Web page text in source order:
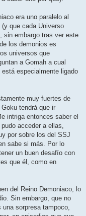
era uno paralelo al
que cada Universo
sin embargo tras ver este
los demonios es
universos que
a Gomah a cual
especialmente ligado
muy fuertes de
tendrá que ir
intriga entonces saber el
acceder a ellas,
por sobre los del SSJ
sabe si más. Por lo
un buen desafío con
que él, como en
del Reino Demoniaco, lo
Sin embargo, que no
sorpresa tampoco,